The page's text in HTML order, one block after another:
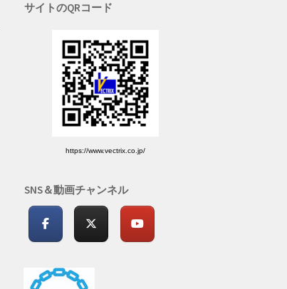
サイトのQRコード
https://www.vectrix.co.jp/
SNS＆動画チャンネル